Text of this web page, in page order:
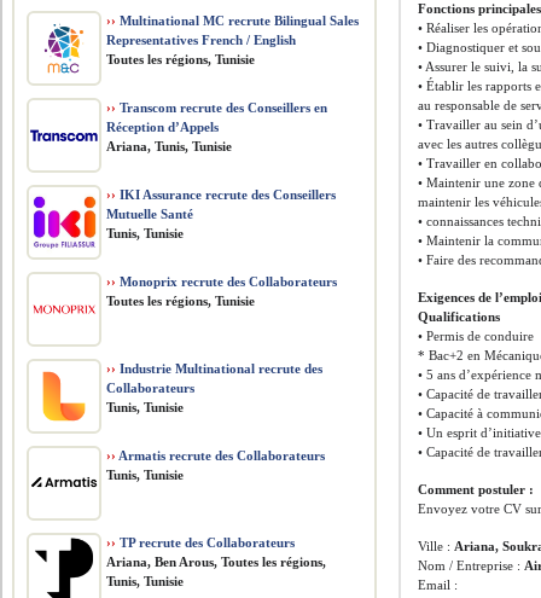
Fonctions
• Réaliser les
• Diagnostiquer et
• Assurer le suivi, la
• Établir les rapports
au responsable de
• Travailler au sein
avec les autres
• Travailler en
• Maintenir une zone
maintenir les
• connaissances
• Maintenir la
• Faire des
Exigences de
Qualifications
• Permis de conduire
* Bac+2 en
• 5 ans
• Capacité de
• Capacité à
• Un esprit
• Capacité de
Comment postuler :
Envoyez votre CV
Ville : Ariana,
Nom / Entreprise :
Email :
›› Multinational MC recrute Bilingual Sales
Representatives French / English
Toutes les régions, Tunisie
›› Transcom recrute des Conseillers en
Réception d’Appels
Ariana, Tunis, Tunisie
›› IKI Assurance recrute des Conseillers
Mutuelle Santé
Tunis, Tunisie
›› Monoprix recrute des Collaborateurs
Toutes les régions, Tunisie
›› Industrie Multinational recrute des
Collaborateurs
Tunis, Tunisie
›› Armatis recrute des Collaborateurs
Tunis, Tunisie
›› TP recrute des Collaborateurs
Ariana, Ben Arous, Toutes les régions,
Tunis, Tunisie